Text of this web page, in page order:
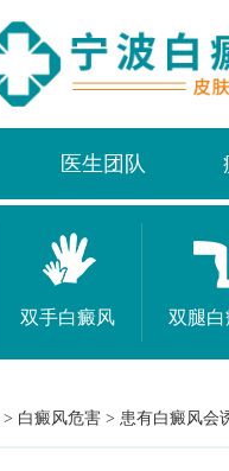
医生团队
双手白癜风 双腿
> 白癜风危害 > 患有白癜风会